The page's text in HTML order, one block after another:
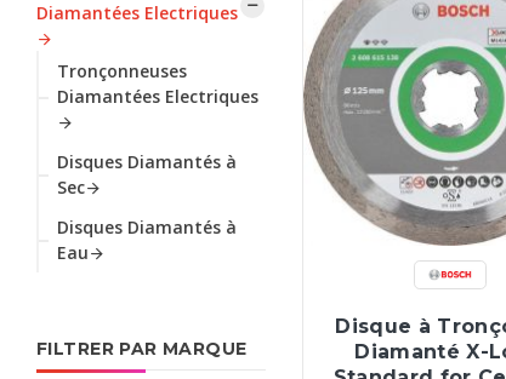
Diamantées Electriques
Tronçonneuses
Diamantées Electriques
Disques Diamantés à
Sec
Disques Diamantés à
Eau
FILTRER PAR MARQUE
Disque à
Diamanté X-